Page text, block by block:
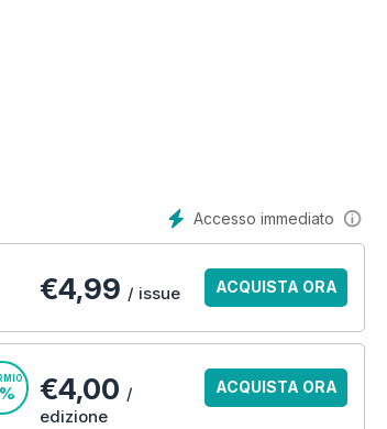
Accesso immediato
€4,99 / issue ACQUISTA ORA
€4,00 /
edizione
ACQUISTA ORA